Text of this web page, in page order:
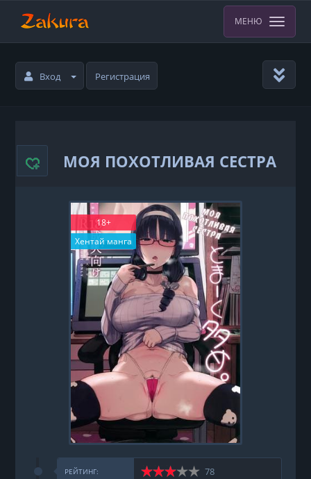
МЕНЮ
Вход Регистрация
МОЯ ПОХОТЛИВАЯ СЕСТРА
18+
Хентай манга
РЕЙТИНГ: 78